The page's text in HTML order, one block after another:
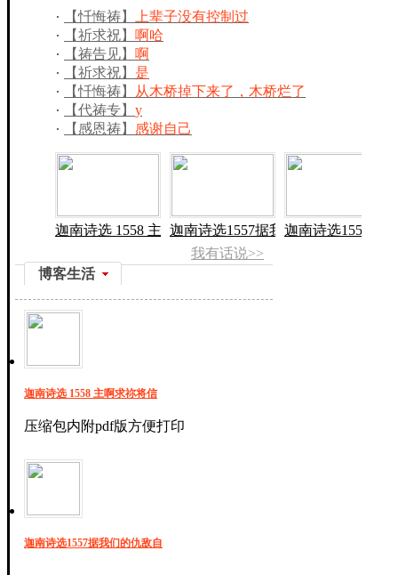
【忏悔祷】
上辈子没有控制过
【祈求祝】 啊哈
【祷告见】 啊
【祈求祝】 是
【忏悔祷】
从木桥掉下来了，木桥烂了
【代祷专】 y
【感恩祷】 感谢自己
迦南诗选 1558 主 迦南诗选1557据我 迦南诗选1556耶和
博客生活
我有话说>>
迦南诗选 1558 主啊求祢将信
压缩包内附pdf版方便打印
迦南诗选1557据我们的仇敌自